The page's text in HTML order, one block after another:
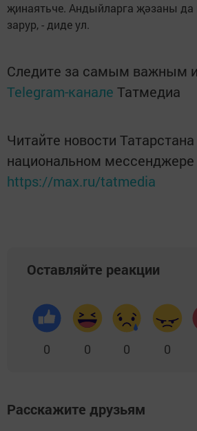
җинаятьче. Андыйларга җәзаны да
зарур, - диде ул.
Следите за самым важным
Telegram-канале Татмедиа
Читайте новости Татарстана
национальном
https://max.ru/tatmedia
Оставляйте реакции
0 0 0 0
Расскажите друзьям